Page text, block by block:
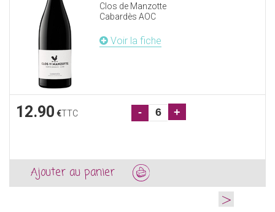
Clos de Manzotte
Cabardès AOC
Voir la fiche
12.90 €TTC - +
Ajouter au panier
>